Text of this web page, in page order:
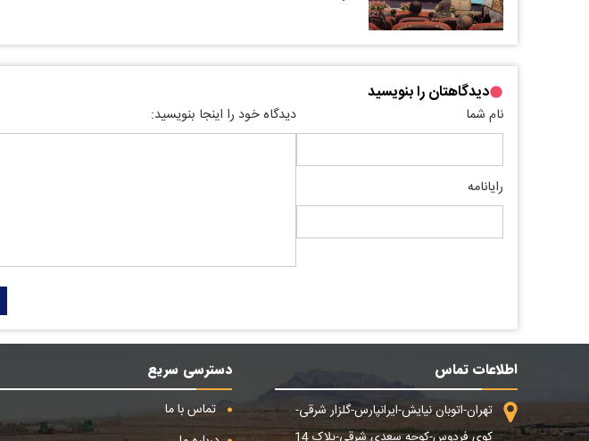
دیدگاهتان را بنویسید
نام شما
رایانامه
دیدگاه خود را اینجا بنویسید:
اطلاعات تماس
تهران-اتوبان نیایش-ایرانپارس-گلزار شرقی-
دسترسی سریع
تماس با ما